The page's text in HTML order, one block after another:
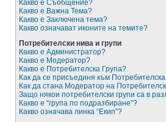
Какво е Съобщение?
Какво е Важна Тема?
Какво е Заключена тема?
Какво означават иконите на темите?
Потребителски нива и групи
Какво е Администратор?
Какво е Модератор?
Какво е Потребителска Група?
Как да се присъединя към Потребителска
Как да стана Модератор на
Защо някои потребителски групи са в
Какво е “група по подразбиране”?
Какво означава линка “Екип”?